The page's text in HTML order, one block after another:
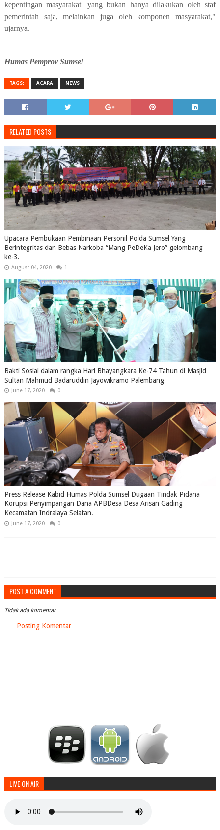
kepentingan masyarakat, yang bukan hanya dilakukan oleh staf
pemerintah saja, melainkan juga oleh komponen masyarakat,"
ujarnya.
Humas Pemprov Sumsel
TAGS: ACARA NEWS
RELATED POSTS
Upacara Pembukaan Pembinaan Personil Polda Sumsel Yang
Berintegritas dan Bebas Narkoba “Mang PeDeKa Jero” gelombang
ke-3.
August 04, 2020 1
Bakti Sosial dalam rangka Hari Bhayangkara Ke-74 Tahun di Masjid
Sultan Mahmud Badaruddin Jayowikramo Palembang
June 17, 2020 0
Press Release Kabid Humas Polda Sumsel Dugaan Tindak Pidana
Korupsi Penyimpangan Dana APBDesa Desa Arisan Gading
Kecamatan Indralaya Selatan.
June 17, 2020 0
POST A COMMENT
Tidak ada komentar
Posting Komentar
LIVE ON AIR